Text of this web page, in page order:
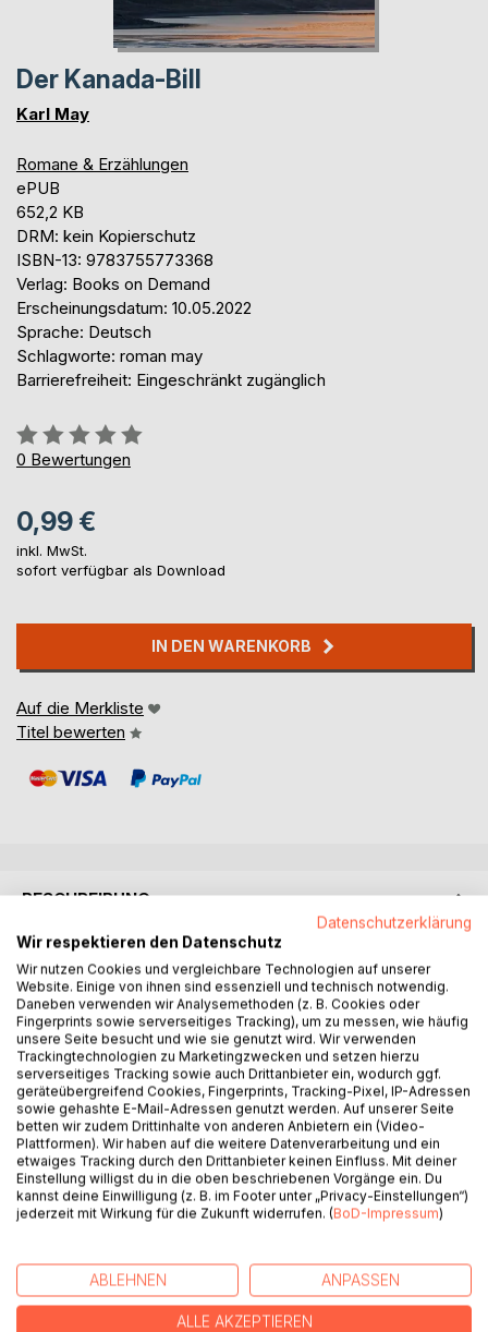
Der Kanada-Bill
Karl May
Romane & Erzählungen
ePUB
652,2 KB
DRM: kein Kopierschutz
ISBN-13: 9783755773368
Verlag: Books on Demand
Erscheinungsdatum: 10.05.2022
Sprache: Deutsch
Schlagworte: roman may
Barrierefreiheit: Eingeschränkt zugänglich
Bewertung::
0%
0 Bewertungen
0,99 €
inkl. MwSt.
sofort verfügbar als Download
IN DEN WARENKORB
Auf die Merkliste
Titel bewerten
BESCHREIBUNG
Der Kanada-Bill ist ein Abenteuerroman von Karl May!
Auszug:
Der »Kolorado-Mann« schob sich in eine bequeme
Stellung, und während die übrigen Trapper mit Spannung
seinen Worten folgten, erzählte er:
»Ja, es ist so, wie ich sage: Es hat in den Vereinigten
Staaten niemals einen größeren Schurken gegeben als den
Kanada-Bill.
vollgeschriebenes Schuldbuch. Er ist ja so berüchtigt, daß
sogar drüben im alten Lande die Zeitungen über ihn
schrieben, wie ich erfahren habe. Keinem aber hat er so
Datenschutzerklärung
Wir respektieren den Datenschutz
Wir nutzen Cookies und vergleichbare Technologien auf unserer
Website. Einige von ihnen sind essenziell und technisch notwendig.
Daneben verwenden wir Analysemethoden (z. B. Cookies oder
Fingerprints sowie serverseitiges Tracking), um zu messen, wie häufig
unsere Seite besucht und wie sie genutzt wird. Wir verwenden
Trackingtechnologien zu Marketingzwecken und setzen hierzu
serverseitiges Tracking sowie auch Drittanbieter ein, wodurch ggf.
geräteübergreifend Cookies, Fingerprints, Tracking-Pixel, IP-Adressen
sowie gehashte E-Mail-Adressen genutzt werden. Auf unserer Seite
betten wir zudem Drittinhalte von anderen Anbietern ein (Video-
Plattformen). Wir haben auf die weitere Datenverarbeitung und ein
etwaiges Tracking durch den Drittanbieter keinen Einfluss. Mit deiner
Einstellung willigst du in die oben beschriebenen Vorgänge ein. Du
kannst deine Einwilligung (z. B. im Footer unter „Privacy-Einstellungen“)
jederzeit mit Wirkung für die Zukunft widerrufen. (BoD-Impressum)
ABLEHNEN ANPASSEN
ALLE AKZEPTIEREN